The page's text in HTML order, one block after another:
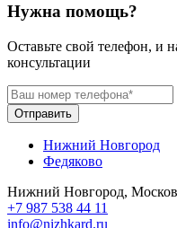
Нужна помощь?
Оставьте свой телефон, и
консультации
Отправить
Нижний Новгород
Федяково
Нижний Новгород,
+7 987 538 44 11
info@nizhkard.ru